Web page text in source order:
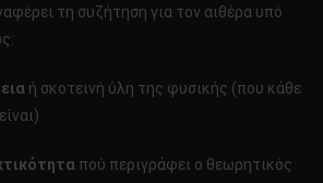
τη συζήτηση για τον αιθέρα υπό
ή σκοτεινή ύλη της φυσικής (που κάθε
πού περιγράφει ο θεωρητικός